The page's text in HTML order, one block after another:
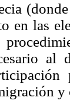
en las
al
y